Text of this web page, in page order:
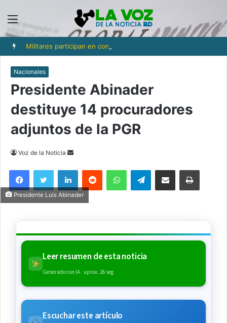
Menú
Nacionales
Presidente Abinader
destituye 14 procuradores
adjuntos de la PGR
Voz de la Noticia
Send
FacebookTwitter LinkedInReddit WhatsAppTelegramCompartir via Email Imprimi
Presidente Luis Abinader
Leer resumen de esta noticia
Generado con IA · aprox. 26 seg
Escuchar este artículo